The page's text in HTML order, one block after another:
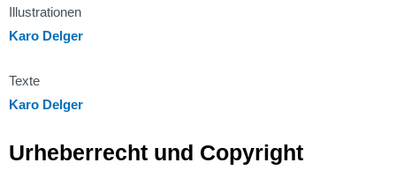
Illustrationen
Karo Delger
Texte
Karo Delger
Urheberrecht und Copyright